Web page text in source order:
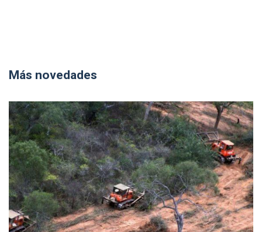
Más novedades